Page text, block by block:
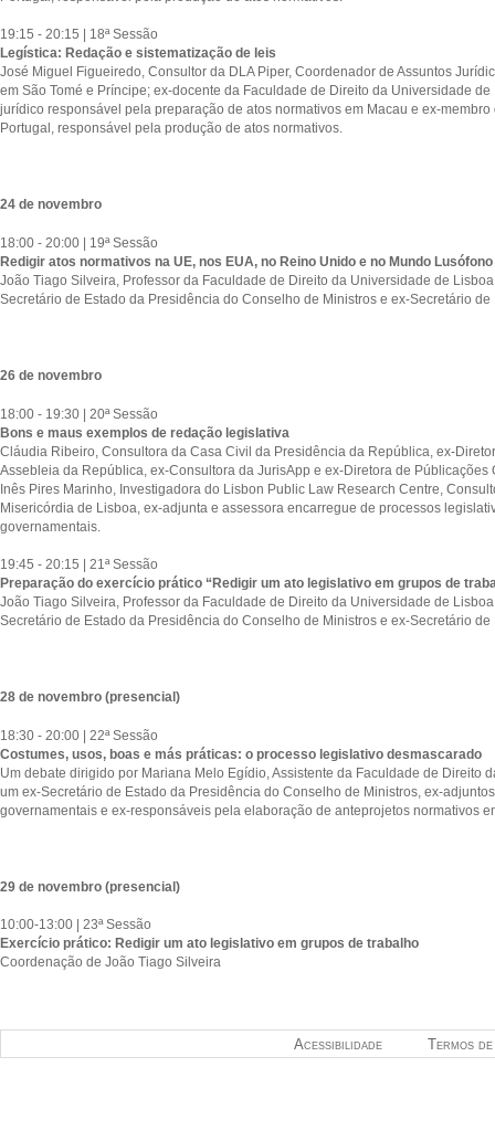
19:15 - 20:15 | 18ª Sessão
Legística: Redação e sistematização de leis
José Miguel Figueiredo, Consultor da DLA Piper, Coordenador de Assuntos
em São Tomé e Príncipe; ex-docente da Faculdade de Direito da Universidade
jurídico responsável pela preparação de atos normativos em Macau e ex-
Portugal, responsável pela produção de atos normativos.
24 de novembro
18:00 - 20:00 | 19ª Sessão
Redigir atos normativos na UE, nos EUA, no Reino Unido e no Mundo Lusófono
João Tiago Silveira, Professor da Faculdade de Direito da Universidade de
Secretário de Estado da Presidência do Conselho de Ministros e ex-Secretário de
26 de novembro
18:00 - 19:30 | 20ª Sessão
Bons e maus exemplos de redação legislativa
Cláudia Ribeiro, Consultora da Casa Civil da Presidência da República, ex-
Assebleia da República, ex-Consultora da JurisApp e ex-Diretora de Públicações
Inês Pires Marinho, Investigadora do Lisbon Public Law Research Centre,
Misericórdia de Lisboa, ex-adjunta e assessora encarregue de processos
governamentais.
19:45 - 20:15 | 21ª Sessão
Preparação do exercício prático “Redigir um ato legislativo em grupos de
João Tiago Silveira, Professor da Faculdade de Direito da Universidade de
Secretário de Estado da Presidência do Conselho de Ministros e ex-Secretário de
28 de novembro (presencial)
18:30 - 20:00 | 22ª Sessão
Costumes, usos, boas e más práticas: o processo legislativo desmascarado
Um debate dirigido por Mariana Melo Egídio, Assistente da Faculdade de Direito
um ex-Secretário de Estado da Presidência do Conselho de Ministros, ex-
governamentais e ex-responsáveis pela elaboração de anteprojetos normativos
29 de novembro (presencial)
10:00-13:00 | 23ª Sessão
Exercício prático: Redigir um ato legislativo em grupos de trabalho
Coordenação de João Tiago Silveira
Termos
Acessibilidade